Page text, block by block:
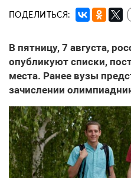
ПОДЕЛИТЬСЯ:
В пятницу, 7 августа,
опубликуют списки,
места. Ранее вузы
зачислении